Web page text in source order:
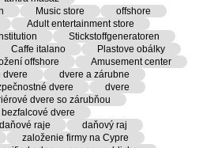
Music store
offshore
Adult entertainment store
Stickstoffgeneratoren
Caffe italano
Plastove obálky
offshore
Amusement center
dvere
dvere a zárubne
dvere
dvere
dvere so zárubňou
bezfalcové dvere
daňové raje
daňový raj
založenie firmy na Cypre